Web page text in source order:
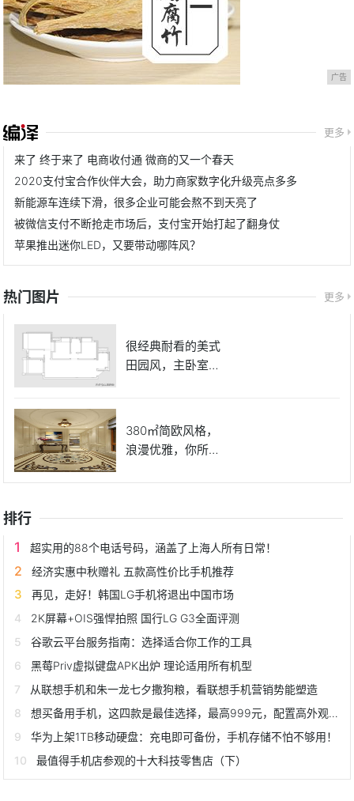
广告
更多
来了 终于来了 电商收付通 微商的又一个春天
2020支付宝合作伙伴大会，助力商家数字化升级亮点多多
新能源车连续下滑，很多企业可能会熬不到天亮了
被微信支付不断抢走市场后，支付宝开始打起了翻身仗
苹果推出迷你LED，又要带动哪阵风？
热门图片 更多
很经典耐看的美式
田园风，主卧室的
380㎡简欧风格，
浪漫优雅，你所向
排行
超实用的88个电话号码，涵盖了上海人所有日常！
经济实惠中秋赠礼 五款高性价比手机推荐
再见，走好！韩国LG手机将退出中国市场
2K屏幕+OIS强悍拍照 国行LG G3全面评测
谷歌云平台服务指南：选择适合你工作的工具
黑莓Priv虚拟键盘APK出炉 理论适用所有机型
从联想手机和朱一龙七夕撒狗粮，看联想手机营销势能塑造
想买备用手机，这四款是最佳选择，最高999元，配置高外观上档次
华为上架1TB移动硬盘：充电即可备份，手机存储不怕不够用！
最值得手机店参观的十大科技零售店（下）